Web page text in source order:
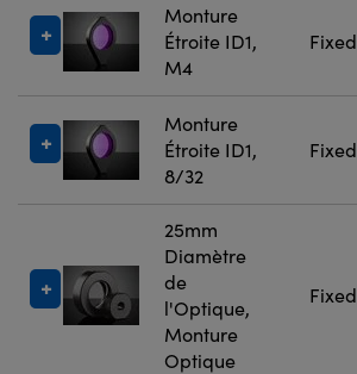
Monture
Étroite ID1,
M4
Fixed
Monture
Étroite ID1,
8/32
Fixed
25mm
Diamètre
de
l'Optique,
Monture
Optique
Fixed